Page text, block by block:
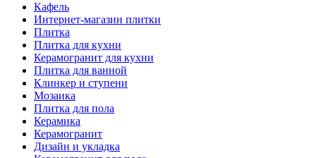
Кафель
Интернет-магазин плитки
Плитка
Плитка для кухни
Керамогранит для кухни
Плитка для ванной
Клинкер и ступени
Мозаика
Плитка для пола
Керамика
Керамогранит
Дизайн и укладка